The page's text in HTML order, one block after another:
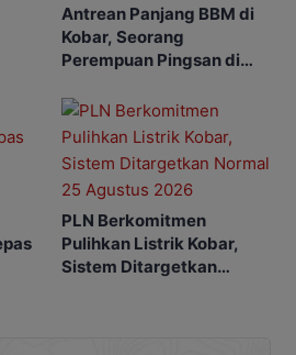
Antrean Panjang BBM di
Kobar, Seorang
Perempuan Pingsan di
PLN Berkomitmen
Pulihkan Listrik Kobar,
Sistem Ditargetkan